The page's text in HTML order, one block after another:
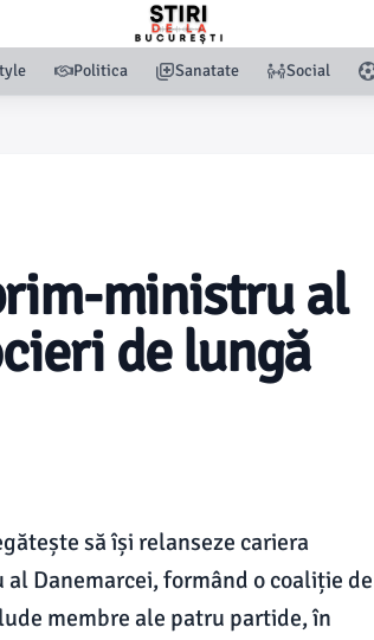
Politica Sanatate Social
ministru al
de lungă
să își relanseze cariera
Danemarcei, formând o coaliție de
membre ale patru partide, în